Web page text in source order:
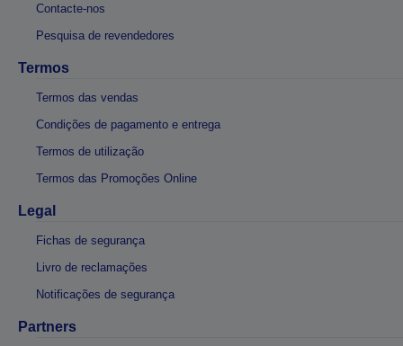
Contacte-nos
Pesquisa de revendedores
Termos
Termos das vendas
Condições de pagamento e entrega
Termos de utilização
Termos das Promoções Online
Legal
Fichas de segurança
Livro de reclamações
Notificações de segurança
Partners